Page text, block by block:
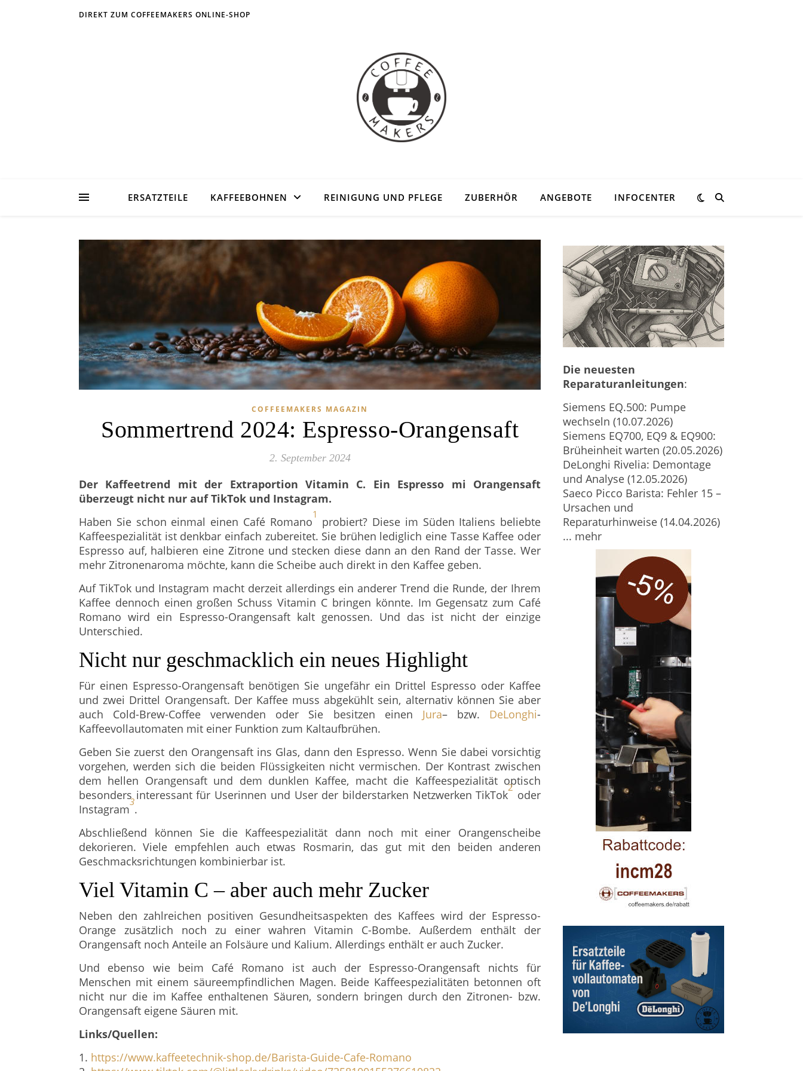
DIREKT ZUM COFFEEMAKERS ONLINE-SHOP
ERSATZTEILE KAFFEEBOHNEN REINIGUNG UND PFLEGE ZUBERHÖR ANGEBOTE INFOCENTER
COFFEEMAKERS MAGAZIN
Sommertrend 2024: Espresso-Orangensaft
2. September 2024
Der Kaffeetrend mit der Extraportion Vitamin C. Ein Espresso mi Orangensaft
überzeugt nicht nur auf TikTok und Instagram.
Haben Sie schon einmal einen Café Romano
1
probiert? Diese im Süden Italiens beliebte
Kaffeespezialität ist denkbar einfach zubereitet. Sie brühen lediglich eine Tasse Kaffee oder
Espresso auf, halbieren eine Zitrone und stecken diese dann an den Rand der Tasse. Wer
mehr Zitronenaroma möchte, kann die Scheibe auch direkt in den Kaffee geben.
Auf TikTok und Instagram macht derzeit allerdings ein anderer Trend die Runde, der Ihrem
Kaffee dennoch einen großen Schuss Vitamin C bringen könnte. Im Gegensatz zum Café
Romano wird ein Espresso-Orangensaft kalt genossen. Und das ist nicht der einzige
Unterschied.
Nicht nur geschmacklich ein neues Highlight
Für einen Espresso-Orangensaft benötigen Sie ungefähr ein Drittel Espresso oder Kaffee
und zwei Drittel Orangensaft. Der Kaffee muss abgekühlt sein, alternativ können Sie aber
auch Cold-Brew-Coffee verwenden oder Sie besitzen einen Jura– bzw. DeLonghi-
Kaffeevollautomaten mit einer Funktion zum Kaltaufbrühen.
Geben Sie zuerst den Orangensaft ins Glas, dann den Espresso. Wenn Sie dabei vorsichtig
vorgehen, werden sich die beiden Flüssigkeiten nicht vermischen. Der Kontrast zwischen
dem hellen Orangensaft und dem dunklen Kaffee, macht die Kaffeespezialität optisch
besonders interessant für Userinnen und User der bilderstarken Netzwerken TikTok
2
oder
Instagram
3
.
Abschließend können Sie die Kaffeespezialität dann noch mit einer Orangenscheibe
dekorieren. Viele empfehlen auch etwas Rosmarin, das gut mit den beiden anderen
Geschmacksrichtungen kombinierbar ist.
Viel Vitamin C – aber auch mehr Zucker
Neben den zahlreichen positiven Gesundheitsaspekten des Kaffees wird der Espresso-
Orange zusätzlich noch zu einer wahren Vitamin C-Bombe. Außerdem enthält der
Orangensaft noch Anteile an Folsäure und Kalium. Allerdings enthält er auch Zucker.
Und ebenso wie beim Café Romano ist auch der Espresso-Orangensaft nichts für
Menschen mit einem säureempfindlichen Magen. Beide Kaffeespezialitäten betonnen oft
nicht nur die im Kaffee enthaltenen Säuren, sondern bringen durch den Zitronen- bzw.
Orangensaft eigene Säuren mit.
Links/Quellen:
1. https://www.kaffeetechnik-shop.de/Barista-Guide-Cafe-Romano
Die neuesten
Reparaturanleitungen:
Siemens EQ.500: Pumpe
wechseln (10.07.2026)
Siemens EQ700, EQ9 & EQ900:
Brüheinheit warten (20.05.2026)
DeLonghi Rivelia: Demontage
und Analyse (12.05.2026)
Saeco Picco Barista: Fehler 15 –
Ursachen und
Reparaturhinweise (14.04.2026)
... mehr